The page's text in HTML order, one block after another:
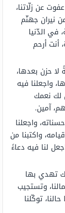
عن زلّاتنا،
نيران جهنّم
في الدّنيا
أنت أرحم
لا حزن بعدها،
واجعلنا فيه
لك نعمك
آمين.
واجعلنا
واكتبنا من
لنا فيه دعاءً
تهدي بها
وتستجيب
توكّلنا